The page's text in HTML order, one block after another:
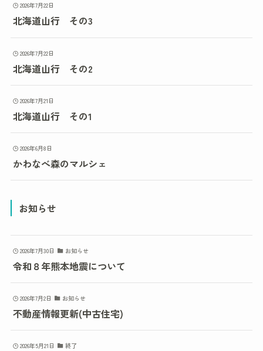
2026年7月22日
北海道山行 その3
2026年7月22日
北海道山行 その2
2026年7月21日
北海道山行 その1
2026年6月8日
かわなべ森のマルシェ
お知らせ
2026年7月30日 お知らせ
令和８年熊本地震について
2026年7月2日 お知らせ
不動産情報更新(中古住宅)
2026年5月21日 終了